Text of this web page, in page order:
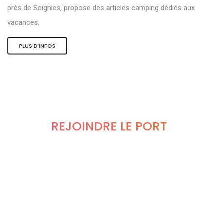
près de Soignies, propose des articles camping dédiés aux
vacances.
PLUS D'INFOS
REJOINDRE LE PORT